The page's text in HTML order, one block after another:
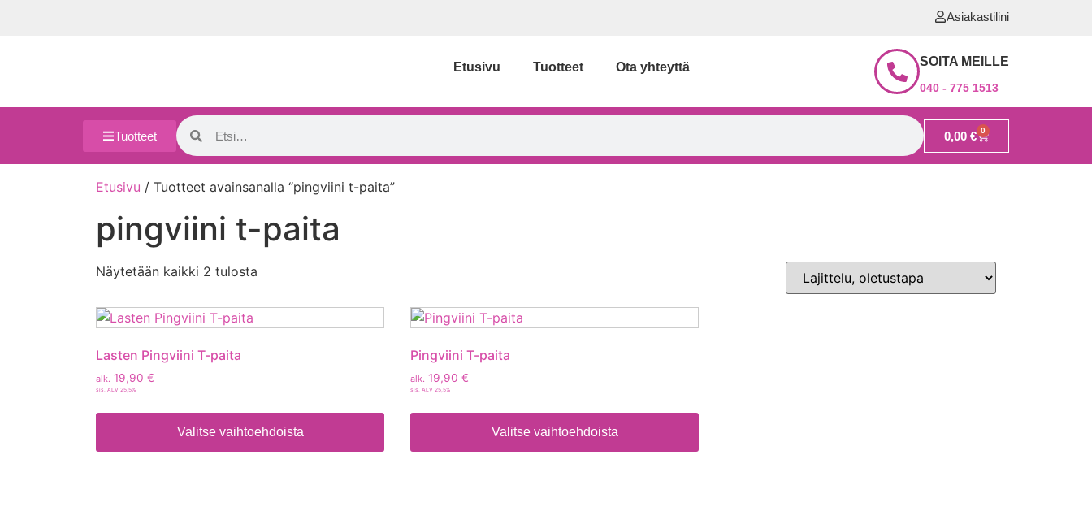
Asiakastilini
Etusivu Tuotteet Ota yhteyttä SOITA MEILLE
040 - 775 1513
Tuotteet 0,00 € 0
Etusivu / Tuotteet avainsanalla “pingviini t-paita”
pingviini t-paita
Näytetään kaikki 2 tulosta
Lasten Pingviini T-paita
alk. 19,90 €
sis. ALV 25,5%
Valitse vaihtoehdoista
Pingviini T-paita
alk. 19,90 €
sis. ALV 25,5%
Valitse vaihtoehdoista